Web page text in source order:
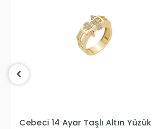
Cebeci 14 Ayar Mavi Kare Taşlı